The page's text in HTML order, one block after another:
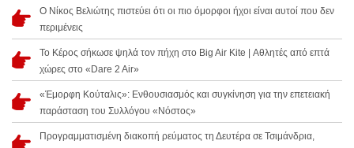
Ο Νίκος Βελιώτης πιστεύει ότι οι πιο όμορφοι ήχοι είναι αυτοί που δεν
περιμένεις
Το Κέρος σήκωσε ψηλά τον πήχη στο Big Air Kite | Αθλητές από επτά
χώρες στο «Dare 2 Air»
«Έμορφη Κούταλις»: Ενθουσιασμός και συγκίνηση για την επετειακή
παράσταση του Συλλόγου «Νόστος»
Προγραμματισμένη διακοπή ρεύματος τη Δευτέρα σε Τσιμάνδρια,